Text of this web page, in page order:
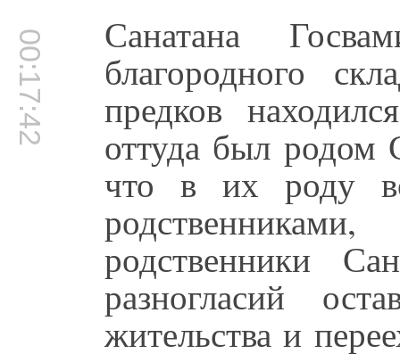
00:17:42 Санатана
благородного
предков
оттуда был родом
что в их роду
родственники
разногласий
жительства и